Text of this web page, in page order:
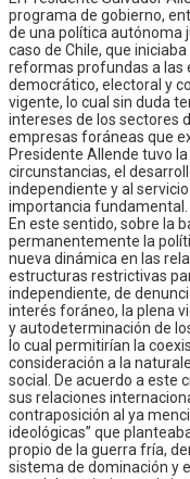
programa de gobierno,
de una política autónoma
caso de Chile, que
reformas profundas a las
democrático, electoral y
vigente, lo cual sin duda
intereses de los sectores
empresas foráneas que
Presidente Allende tuvo
circunstancias, el
independiente y al
importancia fundamental.
En este sentido, sobre la
permanentemente la
nueva dinámica en las
estructuras restrictivas
independiente, de
interés foráneo, la plena
y autodeterminación de
lo cual permitirían la
consideración a la
social. De acuerdo a este
sus relaciones
contraposición al ya
ideológicas” que
propio de la guerra fría,
sistema de dominación y